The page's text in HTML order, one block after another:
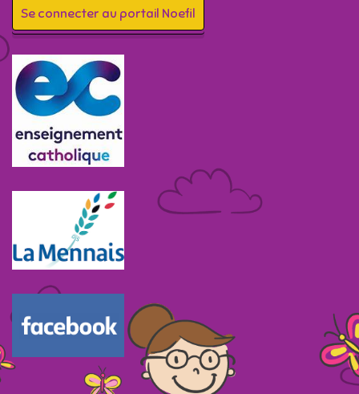
Se connecter au portail Noefil